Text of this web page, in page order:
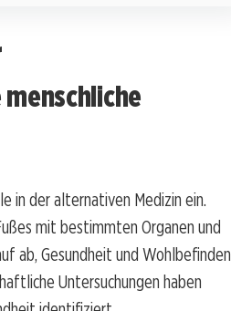
in der alternativen Medizin ein.
mit bestimmten Organen und
ab, Gesundheit und Wohlbefinden
Untersuchungen haben